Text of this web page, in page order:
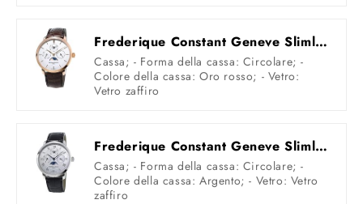
Frederique Constant Geneve Slimline Perpetual Calendar Manufacture FC-775V4S4 Orologio automatico uomo
Cassa; - Forma della cassa: Circolare; -
Colore della cassa: Oro rosso; - Vetro:
Vetro zaffiro
Frederique Constant Geneve Slimline Perpetual Calendar Manufacture FC-775MC4S6 Orologio automatico uomo
Cassa; - Forma della cassa: Circolare; -
Colore della cassa: Argento; - Vetro: Vetro
zaffiro